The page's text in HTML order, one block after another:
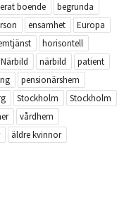
boende
begrunda
ensamhet
Europa
horisontell
Närbild närbild
patient
pensionärshem
Stockholm
Stockholm
vårdhem
äldre kvinnor